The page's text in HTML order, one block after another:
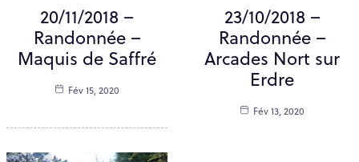
20/11/2018 –
Randonnée –
Maquis de Saffré
Fév 15, 2020
23/10/2018 –
Randonnée –
Arcades Nort sur
Erdre
Fév 13, 2020